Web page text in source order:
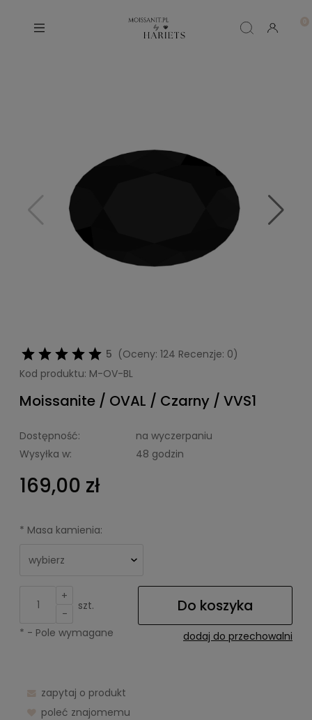
5 (Oceny: 124 Recenzje: 0)
Kod produktu: M-OV-BL
Moissanite / OVAL / Czarny / VVS1
Dostępność:
na wyczerpaniu
Wysyłka w:
48 godzin
169,00 zł
* Masa kamienia:
+
-
szt. Do koszyka
dodaj do przechowalni
* - Pole wymagane
zapytaj o produkt
poleć znajomemu